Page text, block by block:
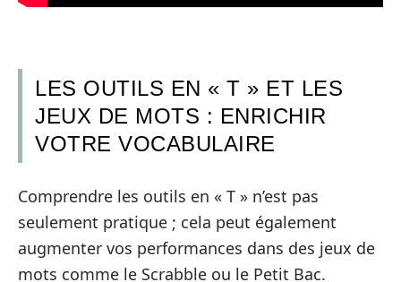
LES OUTILS EN « T » ET LES
JEUX DE MOTS : ENRICHIR
VOTRE VOCABULAIRE
Comprendre les outils en « T » n’est pas
seulement pratique ; cela peut également
augmenter vos performances dans des jeux de
mots comme le Scrabble ou le Petit Bac.